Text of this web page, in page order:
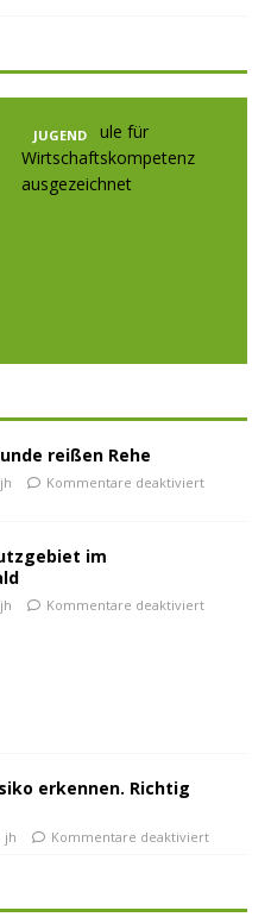
JUGEND
reißen Rehe
jh Kommentare deaktiviert
im
jh Kommentare deaktiviert
erkennen. Richtig
jh Kommentare deaktiviert